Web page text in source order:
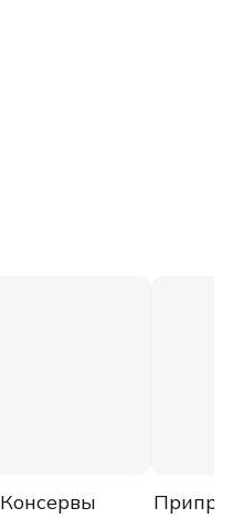
Консервы